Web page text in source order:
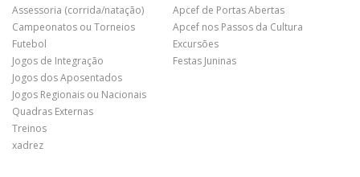
Assessoria (corrida/natação)
Campeonatos ou Torneios
Futebol
Jogos de Integração
Jogos dos Aposentados
Jogos Regionais ou Nacionais
Quadras Externas
Treinos
xadrez
Apcef de Portas Abertas
Apcef nos Passos da Cultura
Excursões
Festas Juninas